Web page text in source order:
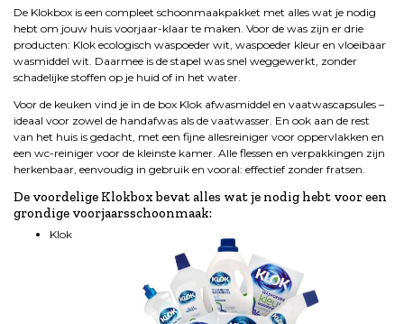
De Klokbox is een compleet schoonmaakpakket met alles wat je nodig
hebt om jouw huis voorjaar-klaar te maken. Voor de was zijn er drie
producten: Klok ecologisch waspoeder wit, waspoeder kleur en vloeibaar
wasmiddel wit. Daarmee is de stapel was snel weggewerkt, zonder
schadelijke stoffen op je huid of in het water.
Voor de keuken vind je in de box Klok afwasmiddel en vaatwascapsules –
ideaal voor zowel de handafwas als de vaatwasser. En ook aan de rest
van het huis is gedacht, met een fijne allesreiniger voor oppervlakken en
een wc-reiniger voor de kleinste kamer. Alle flessen en verpakkingen zijn
herkenbaar, eenvoudig in gebruik en vooral: effectief zonder fratsen.
De voordelige Klokbox bevat alles wat je nodig hebt voor een
grondige voorjaarsschoonmaak:
Klok